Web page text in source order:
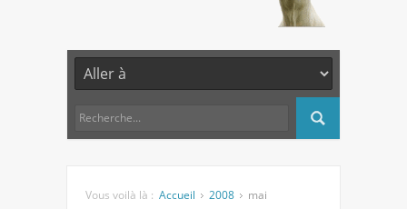
Vous voilà là : Accueil 2008 mai